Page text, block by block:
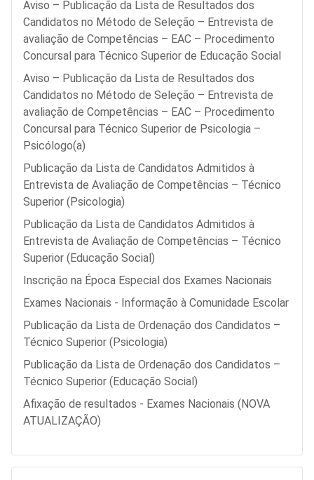
Aviso – Publicação da Lista de Resultados dos
Candidatos no Método de Seleção – Entrevista de
avaliação de Competências – EAC – Procedimento
Concursal para Técnico Superior de Educação Social
Aviso – Publicação da Lista de Resultados dos
Candidatos no Método de Seleção – Entrevista de
avaliação de Competências – EAC – Procedimento
Concursal para Técnico Superior de Psicologia –
Psicólogo(a)
Publicação da Lista de Candidatos Admitidos à
Entrevista de Avaliação de Competências – Técnico
Superior (Psicologia)
Publicação da Lista de Candidatos Admitidos à
Entrevista de Avaliação de Competências – Técnico
Superior (Educação Social)
Inscrição na Época Especial dos Exames Nacionais
Exames Nacionais - Informação à Comunidade Escolar
Publicação da Lista de Ordenação dos Candidatos –
Técnico Superior (Psicologia)
Publicação da Lista de Ordenação dos Candidatos –
Técnico Superior (Educação Social)
Afixação de resultados - Exames Nacionais (NOVA
ATUALIZAÇÃO)